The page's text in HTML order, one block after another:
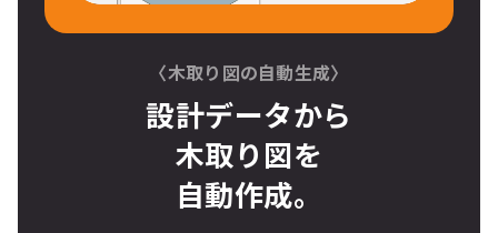
〈木取り図の自動生成〉
設計データから
木取り図を
自動作成。